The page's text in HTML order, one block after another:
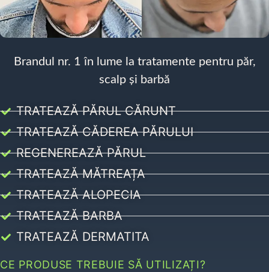
Brandul nr. 1 în lume la tratamente pentru păr,
scalp și barbă
TRATEAZĂ PĂRUL CĂRUNT
TRATEAZĂ CĂDEREA PĂRULUI
REGENEREAZĂ PĂRUL
TRATEAZĂ MĂTREAȚA
TRATEAZĂ ALOPECIA
TRATEAZĂ BARBA
TRATEAZĂ DERMATITA
CE PRODUSE TREBUIE SĂ UTILIZAȚI?